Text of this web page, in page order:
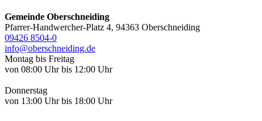
Gemeinde Oberschneiding
Pfarrer-Handwercher-Platz 4, 94363 Oberschneiding
09426 8504-0
info@oberschneiding.de
Montag bis Freitag
von 08:00 Uhr bis 12:00 Uhr
Donnerstag
von 13:00 Uhr bis 18:00 Uhr